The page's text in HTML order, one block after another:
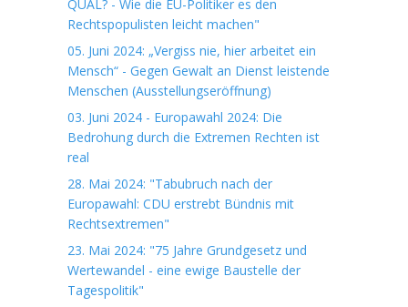
QUAL? - Wie die EU-Politiker es den
Rechtspopulisten leicht machen"
05. Juni 2024: „Vergiss nie, hier arbeitet ein
Mensch“ - Gegen Gewalt an Dienst leistende
Menschen (Ausstellungseröffnung)
03. Juni 2024 - Europawahl 2024: Die
Bedrohung durch die Extremen Rechten ist
real
28. Mai 2024: "Tabubruch nach der
Europawahl: CDU erstrebt Bündnis mit
Rechtsextremen"
23. Mai 2024: "75 Jahre Grundgesetz und
Wertewandel - eine ewige Baustelle der
Tagespolitik"